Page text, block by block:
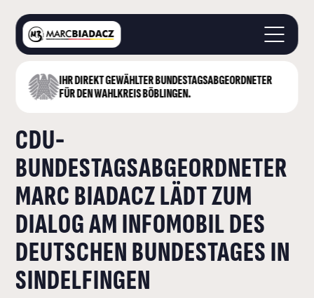
IHR DIREKT GEWÄHLTER BUNDESTAGS­ABGEORDNETER
FÜR DEN WAHLKREIS BÖBLINGEN.
STARTSEITE
DEUTSCHER BUNDESTAG
AKTUELLES
KONTAKT
CDU-
BUNDESTAGSABGEORDNETER
MARC BIADACZ LÄDT ZUM
DIALOG AM INFOMOBIL DES
DEUTSCHEN BUNDESTAGES IN
SINDELFINGEN